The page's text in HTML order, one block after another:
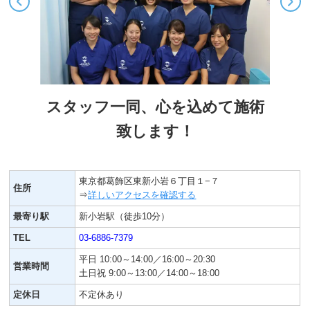
スタッフ一同、心を込めて施術
致します！
住所
東京都葛飾区東新小岩６丁目１−７
⇒詳しいアクセスを確認する
最寄り駅 新小岩駅（徒歩10分）
TEL 03-6886-7379
営業時間
平日 10:00～14:00／16:00～20:30
土日祝 9:00～13:00／14:00～18:00
定休日 不定休あり